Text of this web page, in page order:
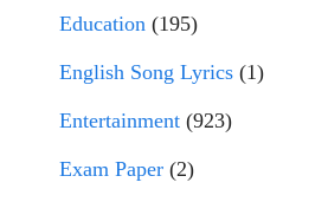
Education (195)
English Song Lyrics (1)
Entertainment (923)
Exam Paper (2)